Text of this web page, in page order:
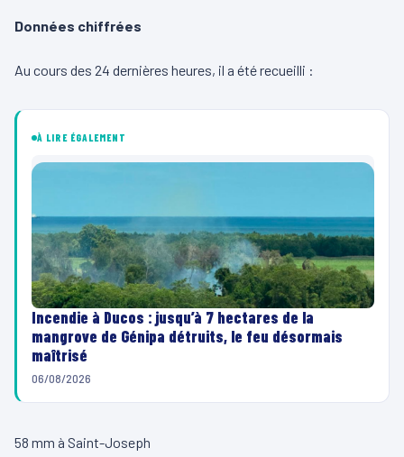
Données chiffrées
Au cours des 24 dernières heures, il a été recueilli :
À LIRE ÉGALEMENT
Incendie à Ducos : jusqu’à 7 hectares de la
mangrove de Génipa détruits, le feu désormais
maîtrisé
06/08/2026
58 mm à Saint-Joseph